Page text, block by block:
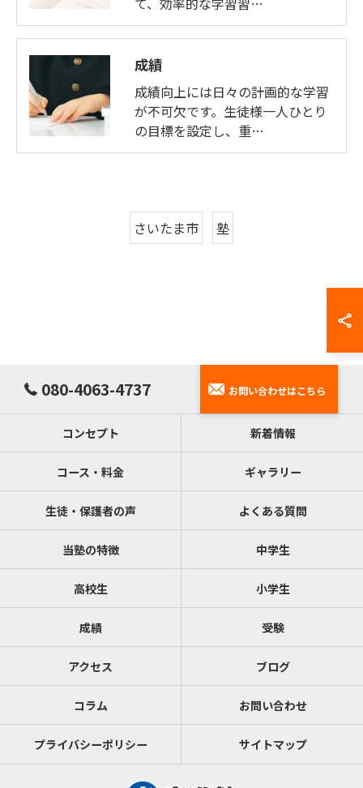
成績
成績向上には日々の計画的な学習
が不可欠です。生徒様一人ひとり
の目標を設定し、重…
さいたま市 塾
080-4063-4737 お問い合わせはこちら
コンセプト 新着情報
コース・料金 ギャラリー
生徒・保護者の声 よくある質問
当塾の特徴 中学生
高校生 小学生
成績 受験
アクセス ブログ
コラム お問い合わせ
プライバシーポリシー サイトマップ